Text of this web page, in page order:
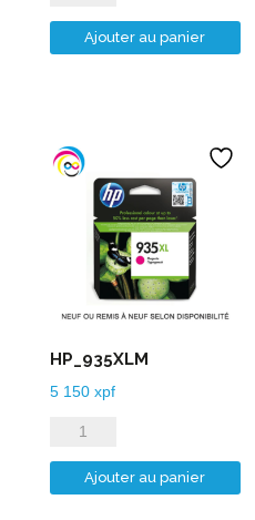
de
HP_933XLY
Ajouter au panier
HP_935XLM
5 150 xpf
quantité
de
HP_935XLM
Ajouter au panier